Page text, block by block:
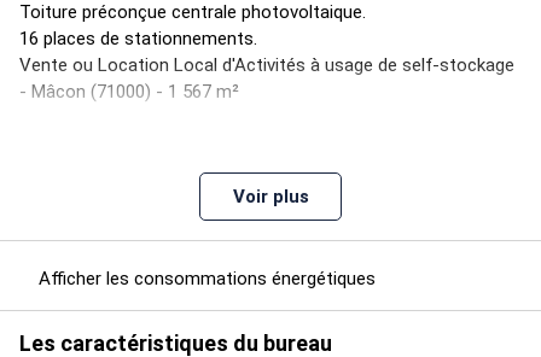
Toiture préconçue centrale photovoltaique.
16 places de stationnements.
Vente ou Location Local d'Activités à usage de self-stockage
- Mâcon (71000) - 1 567 m²
Surfaces Dispo
Activités 1567
Voir plus
Afficher les consommations énergétiques
Les caractéristiques du bureau